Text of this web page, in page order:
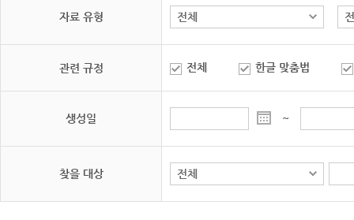
자료 유형
관련 규정 전체 한글 맞춤법
생성일 ~
찾을 대상